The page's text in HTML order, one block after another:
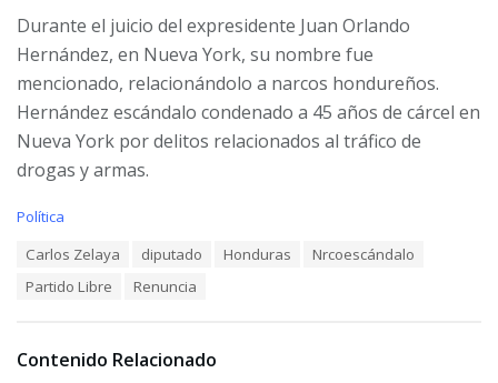
Durante el juicio del expresidente Juan Orlando
Hernández, en Nueva York, su nombre fue
mencionado, relacionándolo a narcos hondureños.
Hernández escándalo condenado a 45 años de cárcel en
Nueva York por delitos relacionados al tráfico de
drogas y armas.
C
i
Política
Carlos Zelaya diputado Honduras
Nrcoescándalo
Partido Libre
Renuncia
Contenido Relacionado